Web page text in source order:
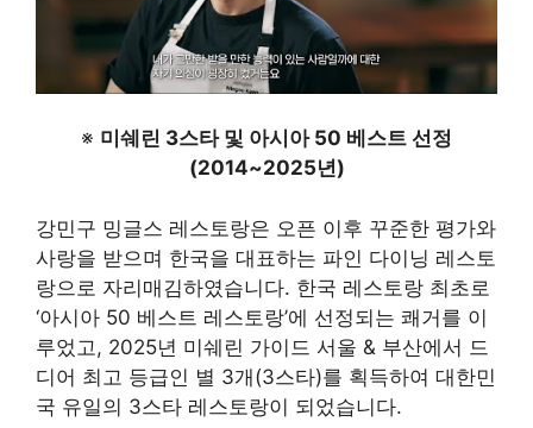
※ 미쉐린 3스타 및 아시아 50 베스트 선정
(2014~2025년)
강민구 밍글스 레스토랑은 오픈 이후 꾸준한 평가와
사랑을 받으며 한국을 대표하는 파인 다이닝 레스토
랑으로 자리매김하였습니다. 한국 레스토랑 최초로
‘아시아 50 베스트 레스토랑’에 선정되는 쾌거를 이
루었고, 2025년 미쉐린 가이드 서울 & 부산에서 드
디어 최고 등급인 별 3개(3스타)를 획득하여 대한민
국 유일의 3스타 레스토랑이 되었습니다.